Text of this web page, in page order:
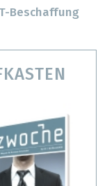
Beschaffung